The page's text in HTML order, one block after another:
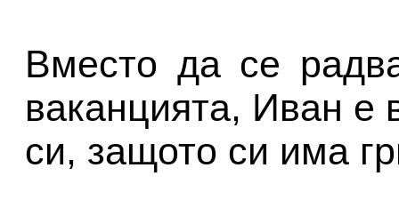
Вместо да се
ваканцията, Иван е
си, защото си има